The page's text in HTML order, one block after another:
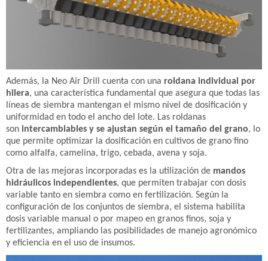
Además, la Neo Air Drill cuenta con una roldana individual por
hilera, una característica fundamental que asegura que todas las
líneas de siembra mantengan el mismo nivel de dosificación y
uniformidad en todo el ancho del lote. Las roldanas
son intercambiables y se ajustan según el tamaño del grano, lo
que permite optimizar la dosificación en cultivos de grano fino
como alfalfa, camelina, trigo, cebada, avena y soja.
Otra de las mejoras incorporadas es la utilización de mandos
hidráulicos independientes, que permiten trabajar con dosis
variable tanto en siembra como en fertilización. Según la
configuración de los conjuntos de siembra, el sistema habilita
dosis variable manual o por mapeo en granos finos, soja y
fertilizantes, ampliando las posibilidades de manejo agronómico
y eficiencia en el uso de insumos.